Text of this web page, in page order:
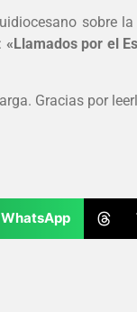
sobre
«Llamados por el
Gracias por
WhatsApp